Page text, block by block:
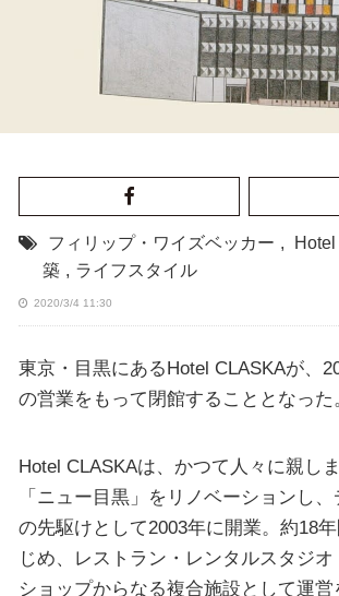
フィリップ・ワイズベッカー ,
築 , ライフスタイル
2020/3/4 11:30
東京・目黒にあるHotel CLASKAが、
の営業をもって閉館することとなった
Hotel CLASKAは、かつて人々に親し
「ニュー目黒」をリノベーションし
の先駆けとして2003年に開業。約18
じめ、レストラン・レンタルスタジオ
ショップからなる複合施設として運営